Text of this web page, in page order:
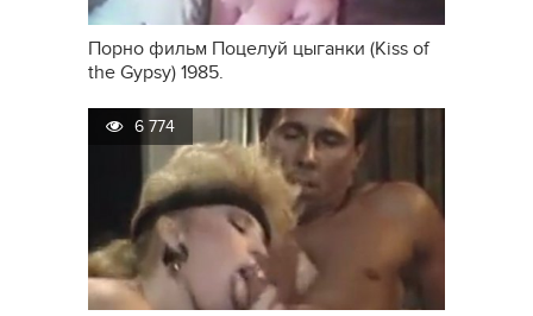
Порно фильм Поцелуй цыганки (Kiss of
the Gypsy) 1985.
6 774